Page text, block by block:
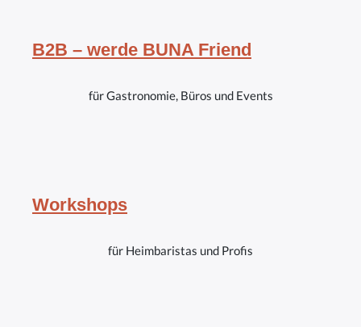
B2B – werde BUNA Friend
für Gastronomie, Büros und Events
Workshops
für Heimbaristas und Profis